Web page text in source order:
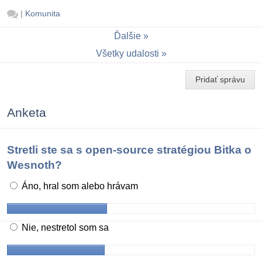
| Komunita
Ďalšie
Všetky udalosti
Pridať správu
Anketa
Stretli ste sa s open-source stratégiou Bitka o
Wesnoth?
Áno, hral som alebo hrávam
Nie, nestretol som sa